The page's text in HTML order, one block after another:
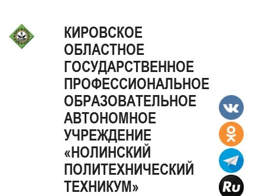
КИРОВСКОЕ
ОБЛАСТНОЕ
ГОСУДАРСТВЕННОЕ
ПРОФЕССИОНАЛЬНОЕ
ОБРАЗОВАТЕЛЬНОЕ
АВТОНОМНОЕ
УЧРЕЖДЕНИЕ
«НОЛИНСКИЙ
ПОЛИТЕХНИЧЕСКИЙ
ТЕХНИКУМ»